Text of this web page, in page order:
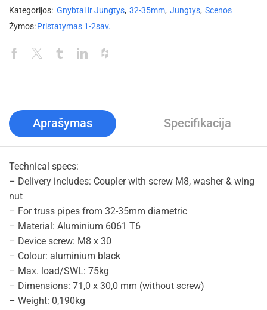
Kategorijos: Gnybtai ir Jungtys, 32-35mm, Jungtys, Scenos
Žymos:Pristatymas 1-2sav.
Aprašymas Specifikacija
Technical specs:
– Delivery includes: Coupler with screw M8, washer & wing
nut
– For truss pipes from 32-35mm diametric
– Material: Aluminium 6061 T6
– Device screw: M8 x 30
– Colour: aluminium black
– Max. load/SWL: 75kg
– Dimensions: 71,0 x 30,0 mm (without screw)
– Weight: 0,190kg